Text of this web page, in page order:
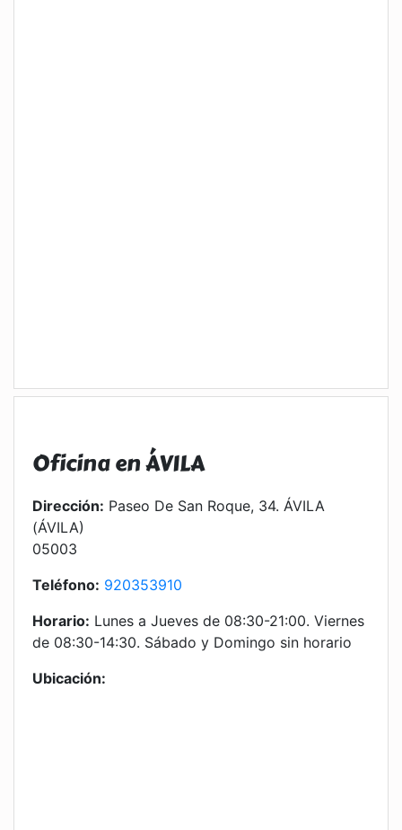
Oficina en ÁVILA
Dirección: Paseo De San Roque, 34. ÁVILA
(ÁVILA)
05003
Teléfono: 920353910
Horario: Lunes a Jueves de 08:30-21:00. Viernes
de 08:30-14:30. Sábado y Domingo sin horario
Ubicación: